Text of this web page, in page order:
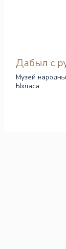
Дабыл с
Музей
Ыхласа